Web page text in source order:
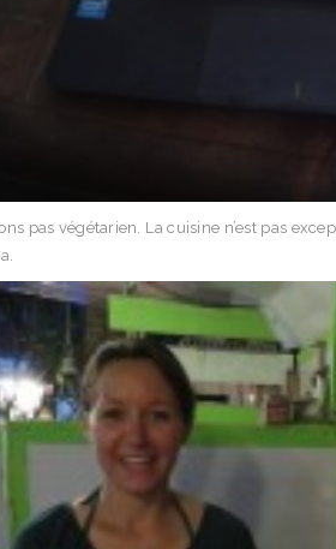
pas végétarien. La cuisine n’est pas